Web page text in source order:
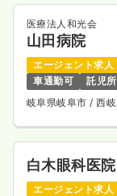
医療法人和光会
山田病院
エージェント求人
車通勤可
託児所
岐阜県岐阜市 / 西
白木眼科医院
エージェント求人